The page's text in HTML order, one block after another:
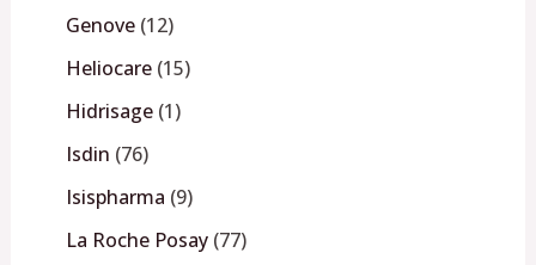
Genove 12
Heliocare 15
Hidrisage 1
Isdin 76
Isispharma 9
La Roche Posay 77